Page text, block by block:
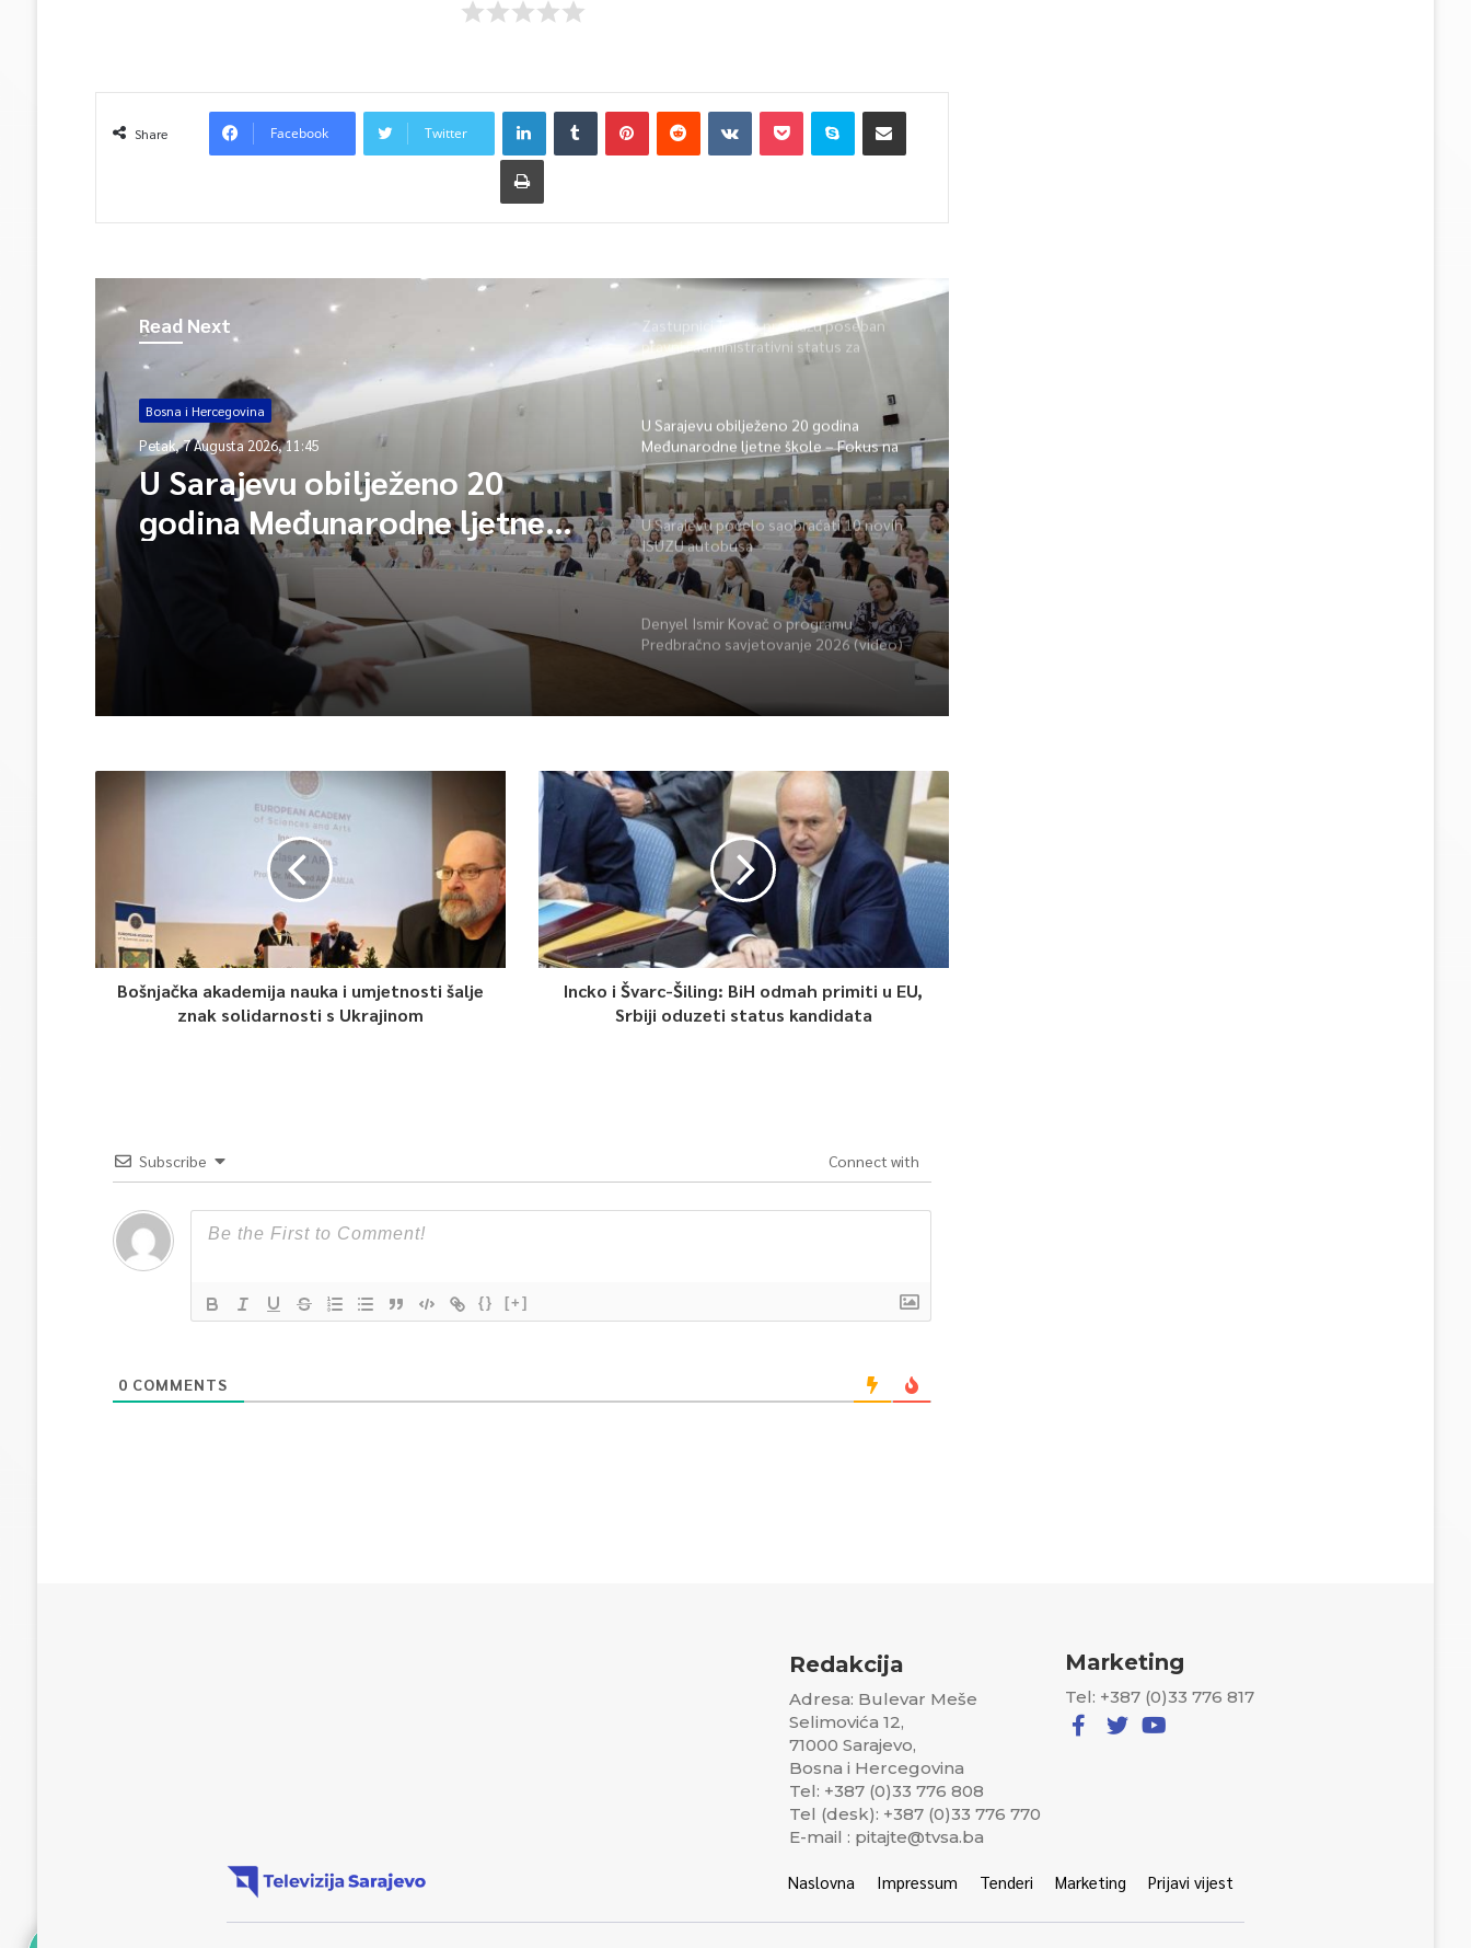
Share Facebook Twitter
Read Next
Bosna i Hercegovina
Petak, 7 Augusta 2026, 11:45
U Sarajevu obilježeno 20
godina Međunarodne ljetne
škole – Fokus na izazovima
međunarodne pravde
Zastupnici Trojke predlažu poseban
pravni i administrativni status za
Memorijalni centar Srebrenica
U Sarajevu obilježeno 20 godina
Međunarodne ljetne škole – Fokus na
izazovima međunarodne pravde
U Sarajevu počelo saobraćati 10 novih
ISUZU autobusa
Denyel Ismir Kovač o programu
Predbračno savjetovanje 2026 (video)
Bošnjačka akademija nauka i umjetnosti šalje
znak solidarnosti s Ukrajinom
Incko i Švarc-Šiling: BiH odmah primiti u EU,
Srbiji oduzeti status kandidata
Subscribe Connect with
{} [+]
0 COMMENTS
Redakcija
Adresa: Bulevar Meše
Selimovića 12,
71000 Sarajevo,
Bosna i Hercegovina
Tel: +387 (0)33 776 808
Tel (desk): +387 (0)33 776 770
E-mail : pitajte@tvsa.ba
Marketing
Tel: +387 (0)33 776 817
Naslovna Impressum Tenderi Marketing Prijavi vijest